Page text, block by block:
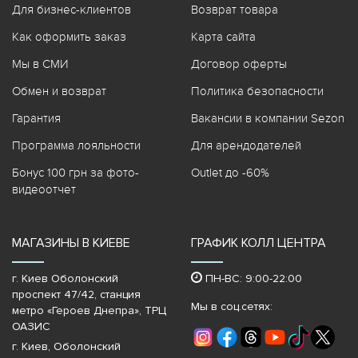
Для бизнес-клиентов
Как оформить заказ
Мы в СМИ
Обмен и возврат
Гарантия
Программа лояльности
Бонус 100 грн за фото-
видеоотчет
Возврат товара
Карта сайта
Договор оферты
Политика безопасности
Вакансии в компании Sezon
Для арендодателей
Outlet до -60%
МАГАЗИНЫ В КИЕВЕ
г. Киев Оболонский
проспект 47/42, станция
метро «Героев Днепра»‎, ТРЦ
ОАЗИС
г. Киев, Оболонский
ГРАФИК КОЛЛ ЦЕНТРА
ПН-ВС: 9:00-22:00
Мы в соц.сетях: